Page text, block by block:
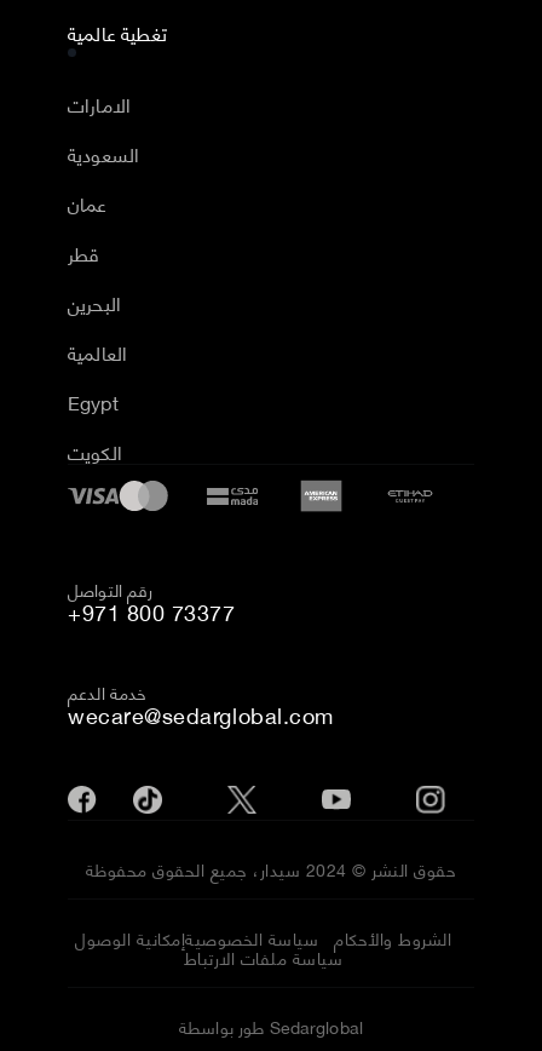
تغطية عالمية
الامارات
السعودية
عمان
قطر
البحرين
العالمية
Egypt
الكويت
رقم التواصل
+971 800 73377
خدمة الدعم
wecare@sedarglobal.com
حقوق النشر © 2024 سيدار، جميع الحقوق محفوظة
إمكانية الوصولسياسة الخصوصية الشروط والأحكام
سياسة ملفات الارتباط
طور بواسطة Sedarglobal